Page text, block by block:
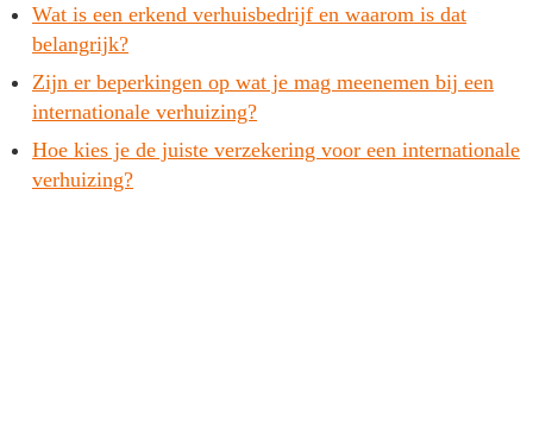
Wat is een erkend verhuisbedrijf en waarom is dat
belangrijk?
Zijn er beperkingen op wat je mag meenemen bij een
internationale verhuizing?
Hoe kies je de juiste verzekering voor een internationale
verhuizing?